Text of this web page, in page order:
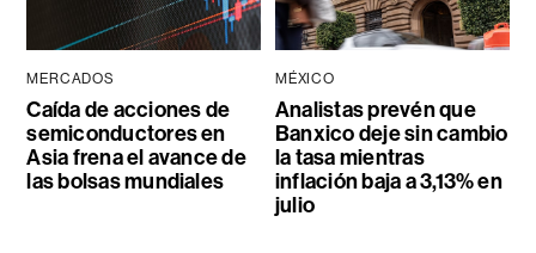
MERCADOS
Caída de acciones de
semiconductores en
Asia frena el avance de
las bolsas mundiales
MÉXICO
Analistas prevén que
Banxico deje sin cambio
la tasa mientras
inflación baja a 3,13% en
julio